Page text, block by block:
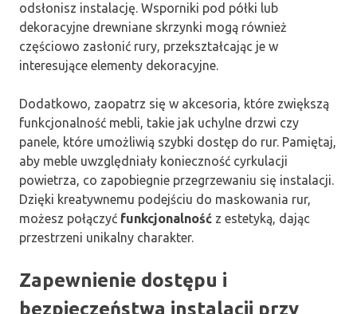
odsłonisz instalację. Wsporniki pod półki lub
dekoracyjne drewniane skrzynki mogą również
częściowo zasłonić rury, przekształcając je w
interesujące elementy dekoracyjne.
Dodatkowo, zaopatrz się w akcesoria, które zwiększą
funkcjonalność mebli, takie jak uchylne drzwi czy
panele, które umożliwią szybki dostęp do rur. Pamiętaj,
aby meble uwzględniały konieczność cyrkulacji
powietrza, co zapobiegnie przegrzewaniu się instalacji.
Dzięki kreatywnemu podejściu do maskowania rur,
możesz połączyć funkcjonalność z estetyką, dając
przestrzeni unikalny charakter.
Zapewnienie dostępu i
bezpieczeństwa instalacji przy